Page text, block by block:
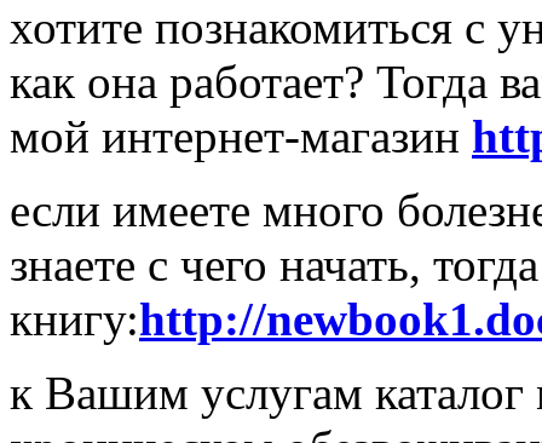
хотите познакомиться с
как она работает? Тогда
мой интернет-магазин
если имеете много
знаете с чего начать,
книгу:http://
к Вашим услугам каталог